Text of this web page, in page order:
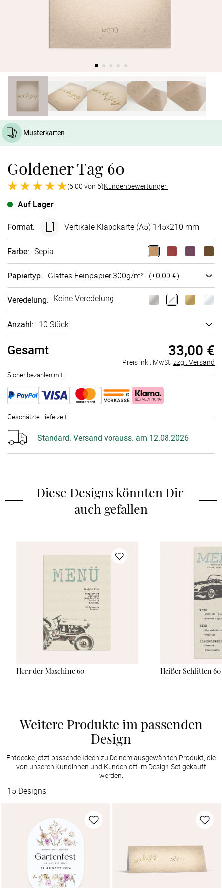
Musterkarten
Goldener Tag 60
(5.00 von 5)Kundenbewertungen
Auf Lager
Format: Vertikale Klappkarte (A5) 145x210 mm
Farbe: Sepia
Papiertyp: Glattes Fein­papier 300g/m² (+0,00 €)
Veredelung: Keine Veredelung
Anzahl: 10 Stück
Gesamt 33,00 €
Preis inkl. MwSt. zzgl. Versand
Sicher bezahlen mit:
Geschätzte Lieferzeit:
Standard: Versand vorauss. am 12.08.2026
Diese Designs könnten Dir
auch gefallen
Herr der Maschine 60 Heißer Schlitten 60
Weitere Produkte im passenden
Design
Entdecke jetzt passende Ideen zu Deinem ausgewählten Produkt, die
von unseren Kundinnen und Kunden oft im Design-Set gekauft
werden.
15 Designs